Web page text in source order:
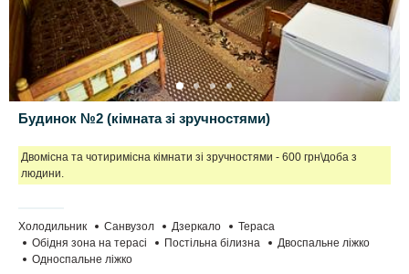
Будинок №2 (кімната зі зручностями)
Двомісна та чотиримісна кімнати зі зручностями - 600 грн\доба з
людини.
Холодильник Санвузол Дзеркало
Тераса
Обідня зона на терасі
Постільна білизна
Двоспальне ліжко
Односпальне ліжко